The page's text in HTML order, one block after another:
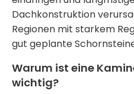
Dachkonstruktion
Regionen mit starkem
gut geplante
Warum ist eine
wichtig?